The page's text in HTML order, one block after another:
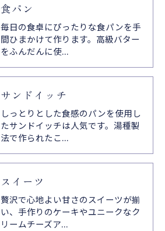
食パン
毎日の食卓にぴったりな食パンを手
間ひまかけて作ります。高級バター
をふんだんに使…
サンドイッチ
しっとりとした食感のパンを使用し
たサンドイッチは人気です。湯種製
法で作られたこ…
スイーツ
贅沢で心地よい甘さのスイーツが揃
い、手作りのケーキやユニークなク
リームチーズア…